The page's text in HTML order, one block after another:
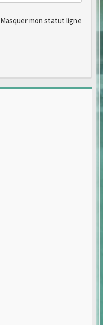
Masquer mon statut ligne